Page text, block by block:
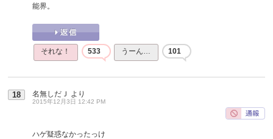
能界。
それな！ 533 うーん… 101
18 名無しだＪ より
2015年12月3日 12:42 PM
ハゲ疑惑なかったっけ